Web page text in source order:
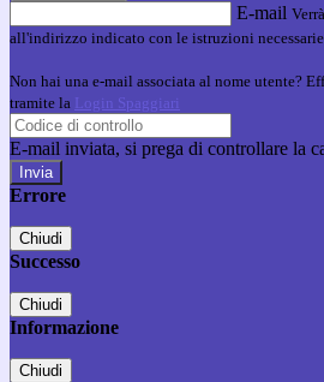
E-mail
all'indirizzo indicato con le istruzioni
Non hai una e-mail associata al nome utente?
tramite la Login Spaggiari
E-mail inviata, si prega di controllare la
Errore
Chiudi
Successo
Chiudi
Informazione
Chiudi